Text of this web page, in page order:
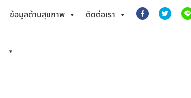
ข้อมูลด้านสุขภาพ ติดต่อเรา